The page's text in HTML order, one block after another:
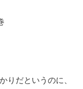
りだというのに、